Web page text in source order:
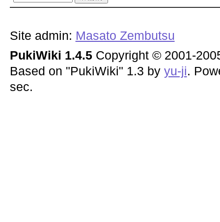
Site admin: Masato Zembutsu
PukiWiki 1.4.5Copyright © 2001-
Based on "PukiWiki" 1.3 by yu-ji.
sec.